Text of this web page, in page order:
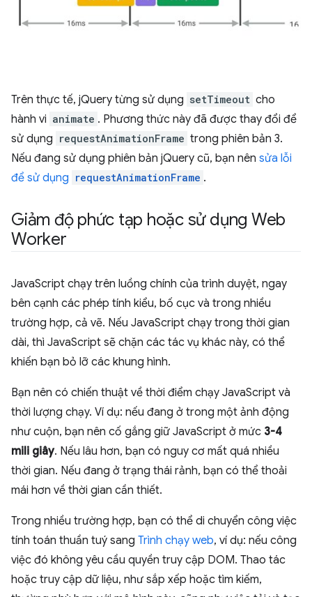
Trên thực tế, jQuery từng sử dụng setTimeout cho
hành vi animate . Phương thức này đã được thay đổi để
sử dụng requestAnimationFrame trong phiên bản 3.
Nếu đang sử dụng phiên bản jQuery cũ, bạn nên sửa lỗi
để sử dụng requestAnimationFrame .
Giảm độ phức tạp hoặc sử dụng Web
Worker
JavaScript chạy trên luồng chính của trình duyệt, ngay
bên cạnh các phép tính kiểu, bố cục và trong nhiều
trường hợp, cả vẽ. Nếu JavaScript chạy trong thời gian
dài, thì JavaScript sẽ chặn các tác vụ khác này, có thể
khiến bạn bỏ lỡ các khung hình.
Bạn nên có chiến thuật về thời điểm chạy JavaScript và
thời lượng chạy. Ví dụ: nếu đang ở trong một ảnh động
như cuộn, bạn nên cố gắng giữ JavaScript ở mức 3-4
mili giây. Nếu lâu hơn, bạn có nguy cơ mất quá nhiều
thời gian. Nếu đang ở trạng thái rảnh, bạn có thể thoải
mái hơn về thời gian cần thiết.
Trong nhiều trường hợp, bạn có thể di chuyển công việc
tính toán thuần tuý sang Trình chạy web, ví dụ: nếu công
việc đó không yêu cầu quyền truy cập DOM. Thao tác
hoặc truy cập dữ liệu, như sắp xếp hoặc tìm kiếm,